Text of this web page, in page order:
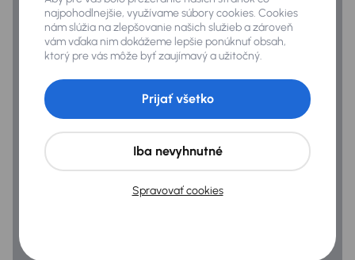
Infotainment
Bluetooth pripojenie
Zabezpečenie
ABS
Airbag
najpohodlnejšie, využívame súbory cookies. Cookies
nám slúžia na zlepšovanie našich služieb a zároveň
vám vďaka nim dokážeme lepšie ponúknuť obsah,
ktorý pre vás môže byť zaujímavý a užitočný.
Spravovať cookies
Iba nevyhnutné
Prijať všetko